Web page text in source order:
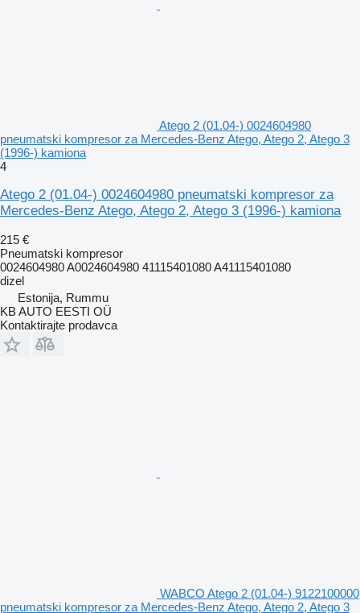
Atego 2 (01.04-) 0024604980
pneumatski kompresor za Mercedes-Benz Atego, Atego 2, Atego 3
(1996-) kamiona
4
Atego 2 (01.04-) 0024604980 pneumatski kompresor za
Mercedes-Benz Atego, Atego 2, Atego 3 (1996-) kamiona
215 €
Pneumatski kompresor
0024604980 A0024604980 41115401080 A41115401080
dizel
Estonija, Rummu
KB AUTO EESTI OÜ
Kontaktirajte prodavca
WABCO Atego 2 (01.04-) 9122100000
pneumatski kompresor za Mercedes-Benz Atego, Atego 2, Atego 3